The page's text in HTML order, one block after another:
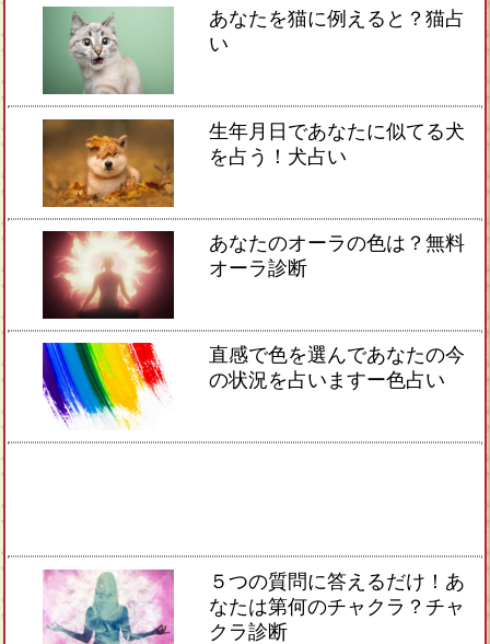
あなたを猫に例えると？猫占
い
生年月日であなたに似てる犬
を占う！犬占い
あなたのオーラの色は？無料
オーラ診断
直感で色を選んであなたの今
の状況を占いますー色占い
５つの質問に答えるだけ！あ
なたは第何のチャクラ？チャ
クラ診断